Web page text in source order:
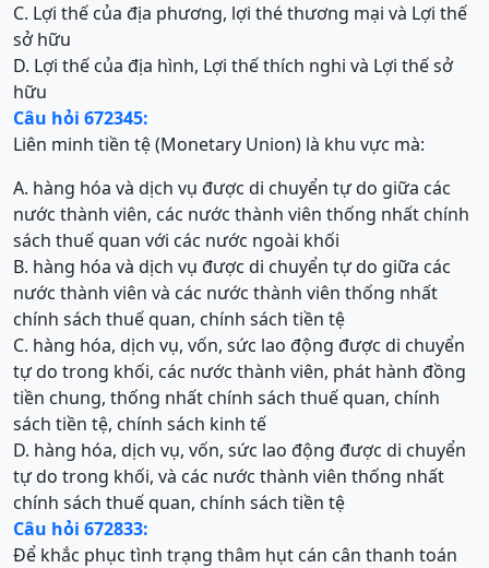
C. Lợi thế của địa phương, lợi thé thương mại và Lợi thế
sở hữu
D. Lợi thế của địa hình, Lợi thế thích nghi và Lợi thế sở
hữu
Câu hỏi 672345:
Liên minh tiền tệ (Monetary Union) là khu vực mà:
A. hàng hóa và dịch vụ được di chuyển tự do giữa các
nước thành viên, các nước thành viên thống nhất chính
sách thuế quan với các nước ngoài khối
B. hàng hóa và dịch vụ được di chuyển tự do giữa các
nước thành viên và các nước thành viên thống nhất
chính sách thuế quan, chính sách tiền tệ
C. hàng hóa, dịch vụ, vốn, sức lao động được di chuyển
tự do trong khối, các nước thành viên, phát hành đồng
tiền chung, thống nhất chính sách thuế quan, chính
sách tiền tệ, chính sách kinh tế
D. hàng hóa, dịch vụ, vốn, sức lao động được di chuyển
tự do trong khối, và các nước thành viên thống nhất
chính sách thuế quan, chính sách tiền tệ
Câu hỏi 672833:
Để khắc phục tình trạng thâm hụt cán cân thanh toán